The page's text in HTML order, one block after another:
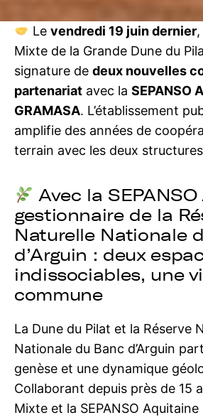
Le vendredi 19 juin dernier,
Mixte de la Grande Dune du
signature de deux nouvelles
partenariat avec la SEPANSO
GRAMASA. L’établissement
amplifie des années de
terrain avec les deux
Avec la
gestionnaire de la
Naturelle Nationale
d’Arguin : deux
indissociables, une
commune
La Dune du Pilat et la Réserve
Nationale du Banc d’Arguin
genèse et une dynamique
Collaborant depuis près de 15
Mixte et la SEPANSO